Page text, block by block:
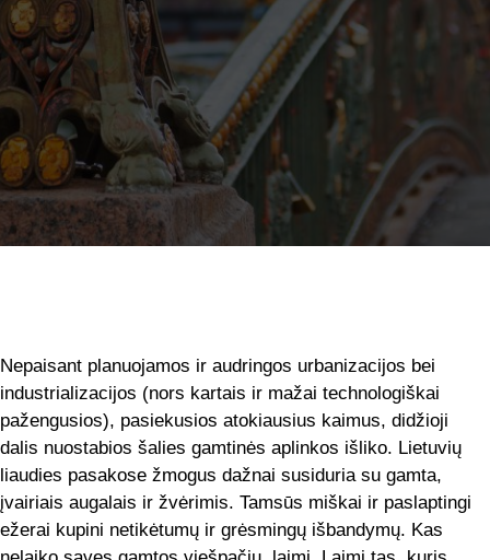
Nepaisant planuojamos ir audringos urbanizacijos bei
industrializacijos (nors kartais ir mažai technologiškai
pažengusios), pasiekusios atokiausius kaimus, didžioji
dalis nuostabios šalies gamtinės aplinkos išliko. Lietuvių
liaudies pasakose žmogus dažnai susiduria su gamta,
įvairiais augalais ir žvėrimis. Tamsūs miškai ir paslaptingi
ežerai kupini netikėtumų ir grėsmingų išbandymų. Kas